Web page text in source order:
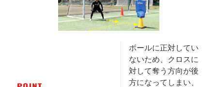
ボールに正対してい
ないため、クロスに
対して奪う方向が後
方になってしまい、